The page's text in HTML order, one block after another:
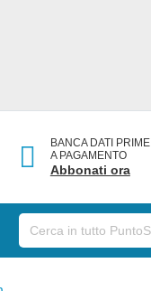
BANCA DATI PRIME
A PAGAMENTO
Abbonati ora